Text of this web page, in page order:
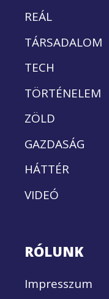
REÁL
TÁRSADALOM
TECH
TÖRTÉNELEM
ZÖLD
GAZDASÁG
HÁTTÉR
VIDEÓ
RÓLUNK
Impresszum